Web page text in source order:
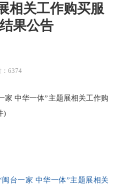
相关工作购买服
果公告
6374
家 中华一体”主题展相关工作购
)
台一家 中华一体”主题展相关